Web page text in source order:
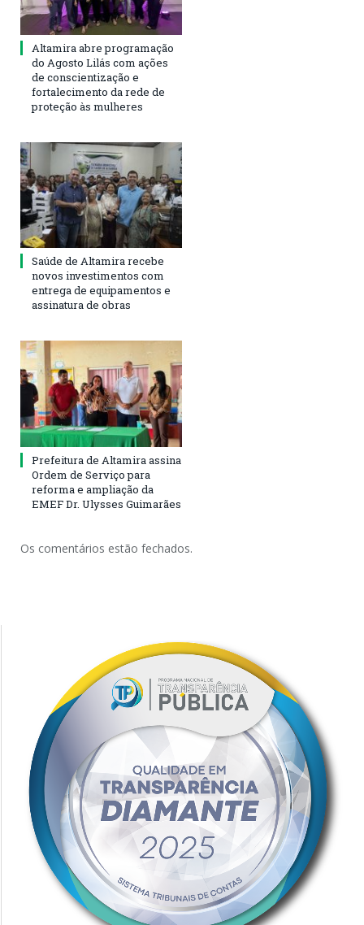
Altamira abre programação
do Agosto Lilás com ações
de conscientização e
fortalecimento da rede de
proteção às mulheres
Saúde de Altamira recebe
novos investimentos com
entrega de equipamentos e
assinatura de obras
Prefeitura de Altamira assina
Ordem de Serviço para
reforma e ampliação da
EMEF Dr. Ulysses Guimarães
Os comentários estão fechados.